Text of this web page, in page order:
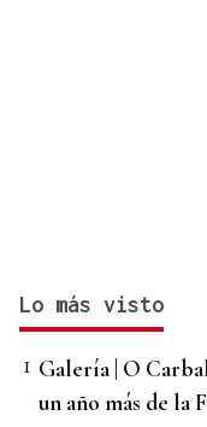
Lo más visto
Galería | O
un año más de la